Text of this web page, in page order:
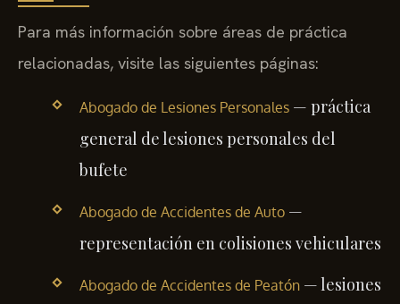
Para más información sobre áreas de práctica
relacionadas, visite las siguientes páginas:
Abogado de Lesiones Personales— práctica
general de lesiones personales del
bufete
Abogado de Accidentes de Auto—
representación en colisiones vehiculares
Abogado de Accidentes de Peatón— lesiones